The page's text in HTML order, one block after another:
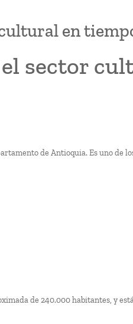
en
sector
de Antioquia. Es uno de
de 240.000 habitantes, y